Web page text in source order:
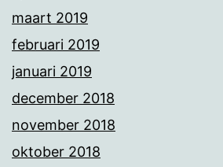
maart 2019
februari 2019
januari 2019
december 2018
november 2018
oktober 2018